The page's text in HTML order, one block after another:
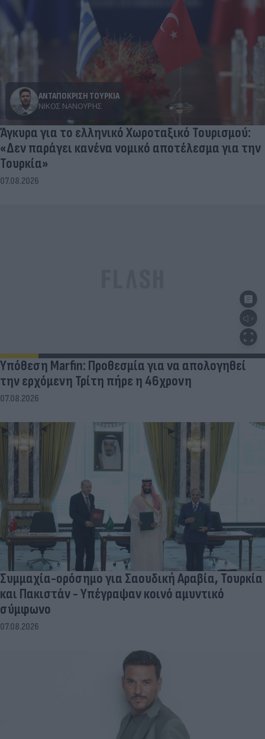
ΑΝΤΑΠΟΚΡΙΣΗ ΤΟΥΡΚΙΑ
ΝΊΚΟΣ ΝΑΝΟΎΡΗΣ
Άγκυρα για το ελληνικό Χωροταξικό Τουρισμού:
«Δεν παράγει κανένα νομικό αποτέλεσμα για την
Τουρκία»
07.08.2026
Υπόθεση Marfin: Προθεσμία για να απολογηθεί
την ερχόμενη Τρίτη πήρε η 46χρονη
07.08.2026
Συμμαχία-ορόσημο για Σαουδική Αραβία, Τουρκία
και Πακιστάν - Υπέγραψαν κοινό αμυντικό
σύμφωνο
07.08.2026